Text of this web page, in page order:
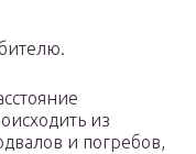
из
и погребов,